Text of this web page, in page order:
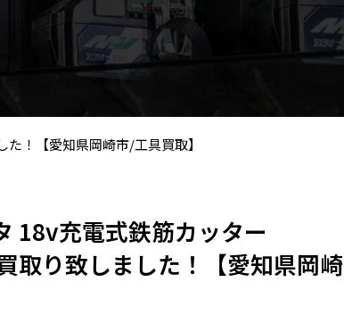
！【愛知県岡崎市/工具買取】
18v充電式鉄筋カッター
取り致しました！【愛知県岡崎